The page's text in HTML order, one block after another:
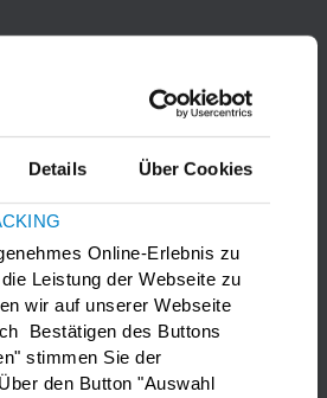
Details Über Cookies
Online-Erlebnis zu
Leistung der Webseite zu
wir auf unserer Webseite
Bestätigen des Buttons
stimmen Sie der
den Button "Auswahl
akzeptieren, um die Google Maps